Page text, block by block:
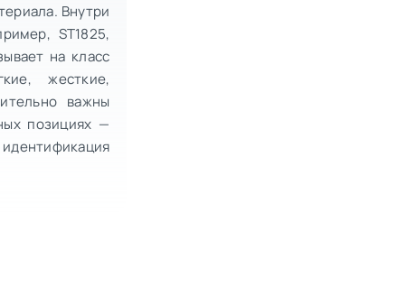
Внутри
ST1825,
на класс
жесткие,
важны
позициях —
идентификация